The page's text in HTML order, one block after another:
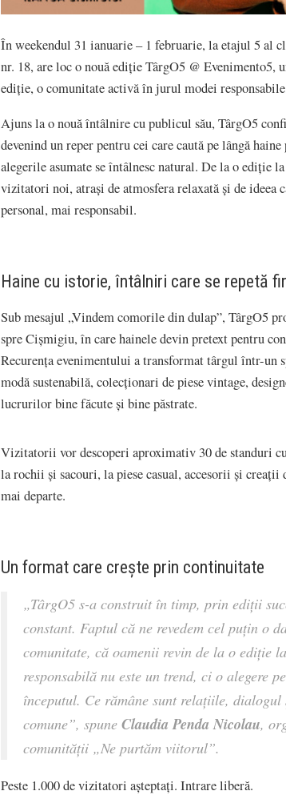
În weekendul 31 ianuarie – 1 februarie, la etajul 5 al
nr. 18, are loc o nouă ediție TârgO5 @ Evenimento5,
ediție, o comunitate activă în jurul modei
Ajuns la o nouă întâlnire cu publicul său, TârgO5
devenind un reper pentru cei care caută pe lângă
alegerile asumate se întâlnesc natural. De la o ediție
vizitatori noi, atrași de atmosfera relaxată și de ideea
personal, mai responsabil.
Haine cu istorie, întâlniri care se repetă
Sub mesajul „Vindem comorile din dulap”, TârgO5
spre Cișmigiu, în care hainele devin pretext pentru
Recurența evenimentului a transformat târgul într-un
modă sustenabilă, colecționari de piese vintage,
lucrurilor bine făcute și bine păstrate.
Vizitatorii vor descoperi aproximativ 30 de standuri
la rochii și sacouri, la piese casual, accesorii și creații
mai departe.
Un format care crește prin continuitate
„TârgO5 s-a construit în timp, prin ediții
constant. Faptul că ne revedem cel puțin o
comunitate, că oamenii revin de la o ediție
responsabilă nu este un trend, ci o alegere
începutul. Ce rămâne sunt relațiile,
comune”, spune Claudia Penda Nicolau,
comunității „Ne purtăm viitorul”.
Peste 1.000 de vizitatori așteptați. Intrare liberă.